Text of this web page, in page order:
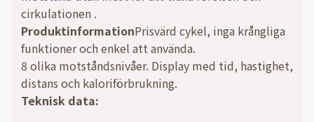
cirkulationen .
ProduktinformationPrisvärd cykel, inga krångliga
funktioner och enkel att använda.
8 olika motståndsnivåer. Display med tid, hastighet,
distans och kaloriförbrukning.
Teknisk data: